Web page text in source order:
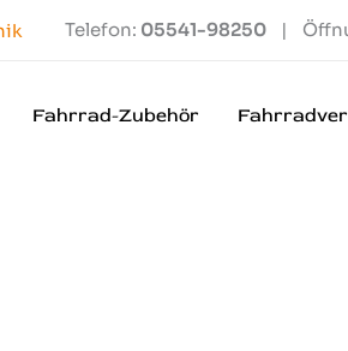
Telefon: 05541-98250 |
Fahrrad-Zubehör